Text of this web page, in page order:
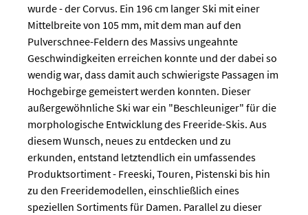
wurde - der Corvus. Ein 196 cm langer Ski mit einer
Mittelbreite von 105 mm, mit dem man auf den
Pulverschnee-Feldern des Massivs ungeahnte
Geschwindigkeiten erreichen konnte und der dabei so
wendig war, dass damit auch schwierigste Passagen im
Hochgebirge gemeistert werden konnten. Dieser
außergewöhnliche Ski war ein "Beschleuniger" für die
morphologische Entwicklung des Freeride-Skis. Aus
diesem Wunsch, neues zu entdecken und zu
erkunden, entstand letztendlich ein umfassendes
Produktsortiment - Freeski, Touren, Pistenski bis hin
zu den Freeridemodellen, einschließlich eines
speziellen Sortiments für Damen. Parallel zu dieser